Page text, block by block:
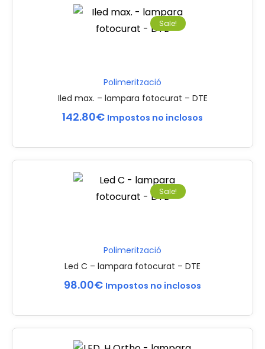
Sale!
Polimerització
Iled max. – lampara fotocurat – DTE
142.80€ Impostos no inclosos
Sale!
Polimerització
Led C – lampara fotocurat – DTE
98.00€ Impostos no inclosos